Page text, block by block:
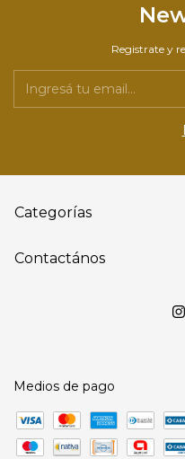
Registrate y
Categorías
Contactános
Medios de pago